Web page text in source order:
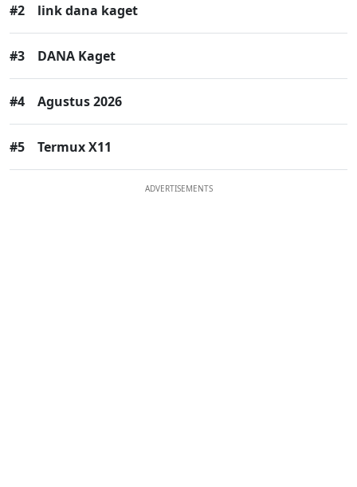
#2 link dana kaget
#3 DANA Kaget
#4 Agustus 2026
#5 Termux X11
ADVERTISEMENTS